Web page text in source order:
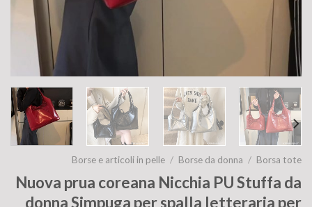
Borse e articoli in pelle / Borse da donna / Borsa tote
Nuova prua coreana Nicchia PU Stuffa da
donna Simpuga per spalla letteraria per